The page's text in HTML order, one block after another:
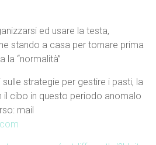
ed usare la testa,
stando a casa per tornare prima
la “normalità”
strategie per gestire i pasti, la
il cibo in questo periodo anomalo
mail